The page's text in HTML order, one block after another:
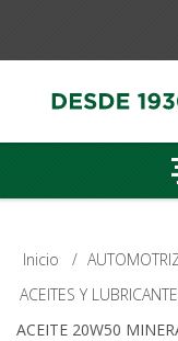
Inicio /
ACEITES Y
ACEITE 20W50